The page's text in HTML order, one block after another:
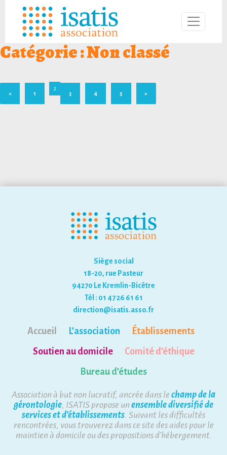
Catégorie :Non classé
« 1
2
3
4 5 »
Siège social
18-20, rue Pasteur
94270 Le Kremlin-Bicêtre
Tél : 01 47 26 61 61
direction@isatis.asso.fr
Accueil L’association
Établissements
Soutien au domicile
Comité d’éthique
Bureau d’études
Association à but non lucratif, ancrée dans le champ de la
gérontologie, ISATIS propose un ensemble diversifié de
services et d’établissements. Suivant les difficultés
rencontrées, vous trouverez dans ce site des aides pour le
maintien à domicile ou des propositions d’hébergement.